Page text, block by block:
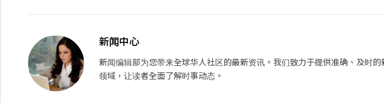
新闻中心
新闻编辑部为您带来全球华人社区的最新资讯。我们致力于提供准确、及时
领域，让读者全面了解时事动态。